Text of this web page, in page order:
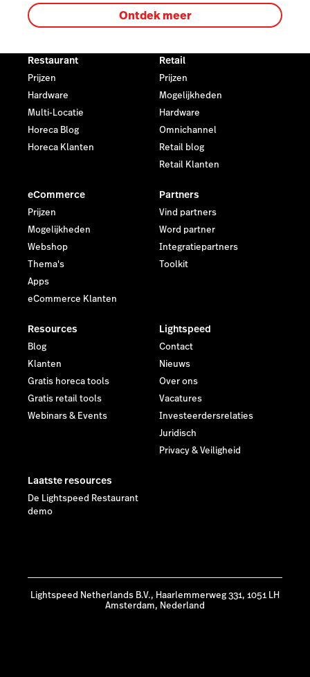
Ontdek meer
Restaurant
Prijzen
Hardware
Multi-Locatie
Horeca Blog
Horeca Klanten
Retail
Prijzen
Mogelijkheden
Hardware
Omnichannel
Retail blog
Retail Klanten
eCommerce
Prijzen
Mogelijkheden
Webshop
Thema's
Apps
eCommerce Klanten
Partners
Vind partners
Word partner
Integratiepartners
Toolkit
Resources
Blog
Klanten
Gratis horeca tools
Gratis retail tools
Webinars & Events
Lightspeed
Contact
Nieuws
Over ons
Vacatures
Investeerdersrelaties
Juridisch
Privacy & Veiligheid
Laatste resources
De Lightspeed Restaurant
demo
Lightspeed Netherlands B.V., Haarlemmerweg 331, 1051 LH
Amsterdam, Nederland